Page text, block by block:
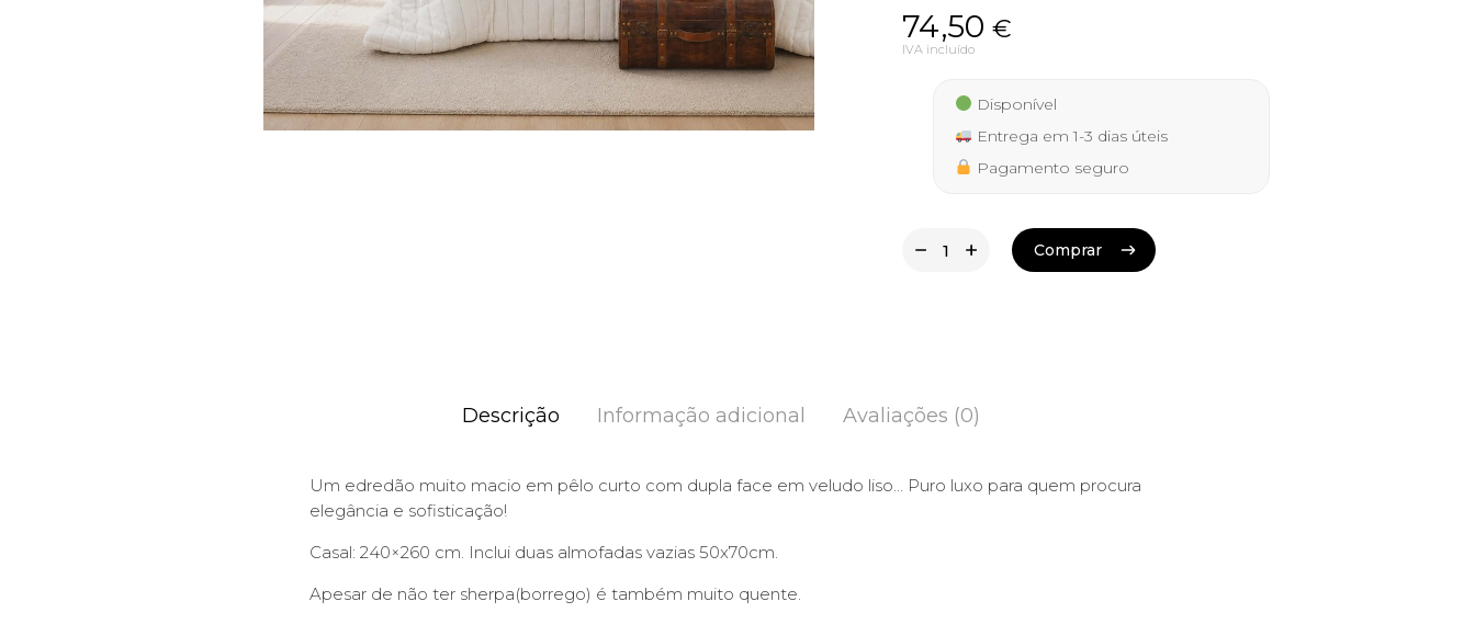
74,50€
IVA incluído
Disponível
Entrega em 1-3 dias úteis
Pagamento seguro
Comprar
Comprar
Descrição Informação adicional Avaliações (0)
Um edredão muito macio em pêlo curto com dupla face em veludo liso… Puro luxo para quem procura
elegância e sofisticação!
Casal: 240×260 cm. Inclui duas almofadas vazias 50x70cm.
Apesar de não ter sherpa(borrego) é também muito quente.